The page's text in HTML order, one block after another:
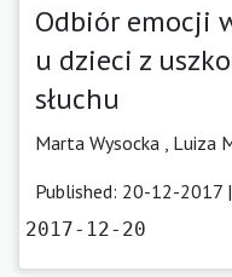
Odbiór emocji
u dzieci z
słuchu
Marta Wysocka , Luiza
Published: 20-12-2017 |
2017-12-20